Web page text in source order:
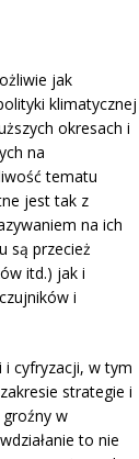
jak
klimatycznej
okresach i
na
tematu
jest tak z
na ich
są przecież
itd.) jak i
i
cyfryzacji, w tym
strategie i
w
to nie